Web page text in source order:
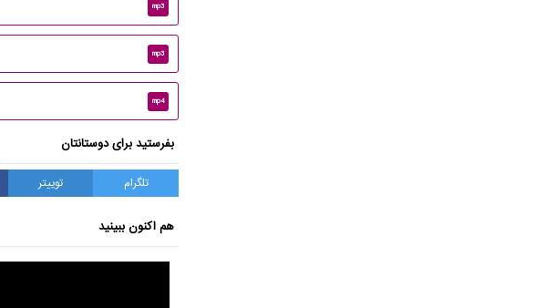
mp3
mp3
mp4
بفرستید برای دوستانتان
تلگرام توییتر
هم اکنون ببینید